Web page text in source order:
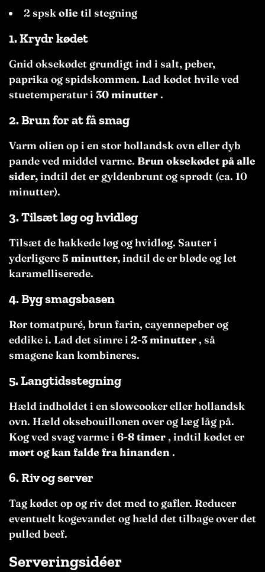
2 spsk olie til stegning
1.Krydr kødet
Gnid oksekødet grundigt ind i salt, peber,
paprika og spidskommen. Lad kødet hvile ved
stuetemperatur i 30 minutter.
2.Brun for at få smag
Varm olien op i en stor hollandsk ovn eller dyb
pande ved middel varme. Brun oksekødet på alle
sider,indtil det er gyldenbrunt og sprødt (ca. 10
minutter).
3.Tilsæt løg og hvidløg
Tilsæt de hakkede løg og hvidløg. Sauter i
yderligere5 minutter,indtil de er bløde og let
karamelliserede.
4.Byg smagsbasen
Rør tomatpuré, brun farin, cayennepeber og
eddike i. Lad det simre i 2-3 minutter , så
smagene kan kombineres.
5.Langtidsstegning
Hæld indholdet i en slowcooker eller hollandsk
ovn. Hæld oksebouillonen over og læg låg på.
Kog ved svag varme i 6-8 timer , indtil kødet er
mørt og kan falde fra hinanden .
6.Riv og server
Tag kødet op og riv det med to gafler. Reducer
eventuelt kogevandet og hæld det tilbage over det
pulled beef.
Serveringsidéer